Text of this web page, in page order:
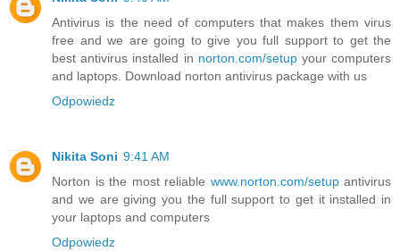
Antivirus is the need of computers that makes them virus
free and we are going to give you full support to get the
best antivirus installed in norton.com/setupyour computers
and laptops. Download norton antivirus package with us
Odpowiedz
Nikita Soni 9:41 AM
Norton is the most reliable www.norton.com/setupantivirus
and we are giving you the full support to get it installed in
your laptops and computers
Odpowiedz